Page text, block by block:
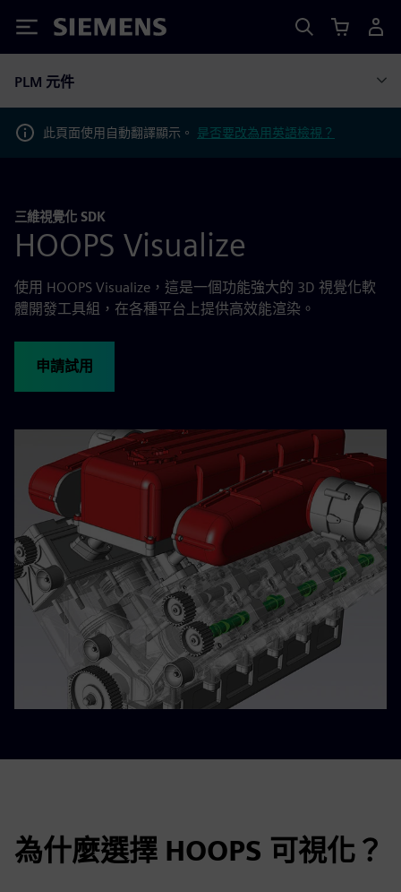
Siemens
PLM 元件
此頁面使用自動翻譯顯示。 是否要改為用英語檢視？
三維視覺化 SDK
HOOPS Visualize
使用 HOOPS Visualize，這是一個功能強大的 3D 視覺化軟
體開發工具組，在各種平台上提供高效能渲染。
申請試用
為什麼選擇 HOOPS 可視化？